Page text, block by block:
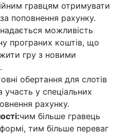
гравцям отримувати
поповнення рахунку.
можливість
програних коштів, що
гру з новими
обертання для слотів
у спеціальних
рахунку.
чим більше гравець
тим більше переваг